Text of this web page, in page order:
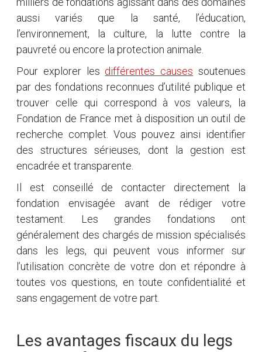
aussi variés que la santé, l’éducation,
l’environnement, la culture, la lutte contre la
pauvreté ou encore la protection animale.
Pour explorer les différentes causes soutenues
par des fondations reconnues d’utilité publique et
trouver celle qui correspond à vos valeurs, la
Fondation de France met à disposition un outil de
recherche complet. Vous pouvez ainsi identifier
des structures sérieuses, dont la gestion est
encadrée et transparente.
Il est conseillé de contacter directement la
fondation envisagée avant de rédiger votre
testament. Les grandes fondations ont
généralement des chargés de mission spécialisés
dans les legs, qui peuvent vous informer sur
l’utilisation concrète de votre don et répondre à
toutes vos questions, en toute confidentialité et
sans engagement de votre part.
Les avantages fiscaux du legs